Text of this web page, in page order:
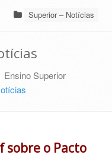
Superior – Notícias
Ensino Superior
sobre o Pacto